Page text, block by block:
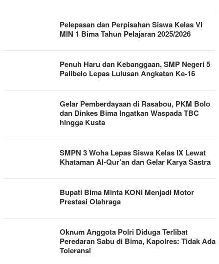
Pelepasan dan Perpisahan Siswa Kelas VI
MIN 1 Bima Tahun Pelajaran 2025/2026
Penuh Haru dan Kebanggaan, SMP Negeri 5
Palibelo Lepas Lulusan Angkatan Ke-16
Gelar Pemberdayaan di Rasabou, PKM Bolo
dan Dinkes Bima Ingatkan Waspada TBC
hingga Kusta
SMPN 3 Woha Lepas Siswa Kelas IX Lewat
Khataman Al-Qur’an dan Gelar Karya Sastra
Bupati Bima Minta KONI Menjadi Motor
Prestasi Olahraga
Oknum Anggota Polri Diduga Terlibat
Peredaran Sabu di Bima, Kapolres: Tidak Ada
Toleransi